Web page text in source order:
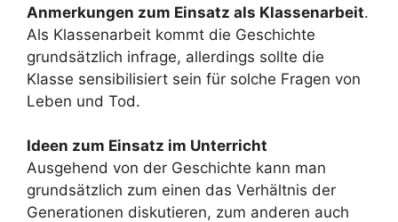
Anmerkungen zum Einsatz als Klassenarbeit.
Als Klassenarbeit kommt die Geschichte
grundsätzlich infrage, allerdings sollte die
Klasse sensibilisiert sein für solche Fragen von
Leben und Tod.
Ideen zum Einsatz im Unterricht
Ausgehend von der Geschichte kann man
grundsätzlich zum einen das Verhältnis der
Generationen diskutieren, zum anderen auch